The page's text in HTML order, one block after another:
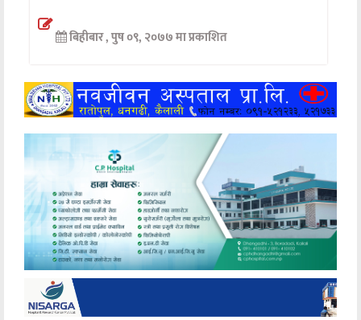
अन्तर्वार्ता
खेलकुद
मनोरञ्जन
अन्य
बिहीबार , पुष ०९, २०७७ मा प्रकाशित